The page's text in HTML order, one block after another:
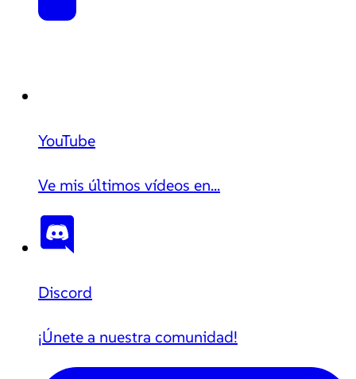
YouTube
Ve mis últimos vídeos en...
Discord
¡Únete a nuestra comunidad!